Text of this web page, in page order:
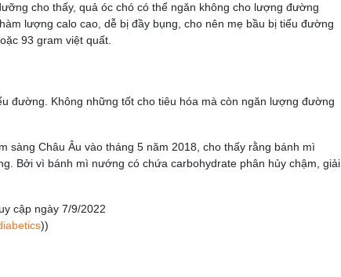
cho thấy, quả óc chó có thể ngăn không cho lượng đường
lượng calo cao, dễ bị đầy bụng, cho nên mẹ bầu bị tiểu đường
93 gram việt quất.
đường. Không những tốt cho tiêu hóa mà còn ngăn lượng đường
Châu Âu vào tháng 5 năm 2018, cho thấy rằng bánh mì
Bởi vì bánh mì nướng có chứa carbohydrate phân hủy chậm, giải
cập ngày 7/9/2022
))